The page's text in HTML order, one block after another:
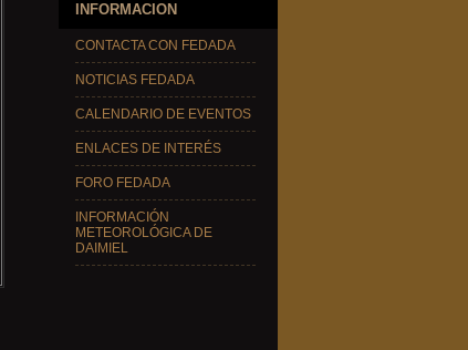
INFORMACION
CONTACTA CON FEDADA
NOTICIAS FEDADA
CALENDARIO DE EVENTOS
ENLACES DE INTERÉS
FORO FEDADA
INFORMACIÓN
METEOROLÓGICA DE
DAIMIEL